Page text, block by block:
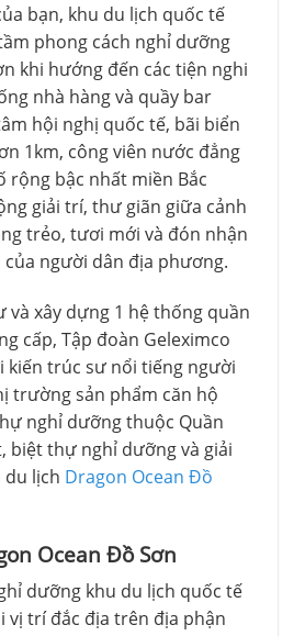
bạn, khu du lịch quốc tế
phong cách nghỉ dưỡng
khi hướng đến các tiện nghi
nhà hàng và quầy bar
hội nghị quốc tế, bãi biển
1km, công viên nước đẳng
rộng bậc nhất miền Bắc
giải trí, thư giãn giữa cảnh
trẻo, tươi mới và đón nhận
người dân địa phương.
và xây dựng 1 hệ thống quần
cấp, Tập đoàn Geleximco
kiến trúc sư nổi tiếng người
trường sản phẩm căn hộ
nghỉ dưỡng thuộc Quần
biệt thự nghỉ dưỡng và giải
du lịch Dragon Ocean Đồ
Ocean Đồ Sơn
dưỡng khu du lịch quốc tế
vị trí đắc địa trên địa phận